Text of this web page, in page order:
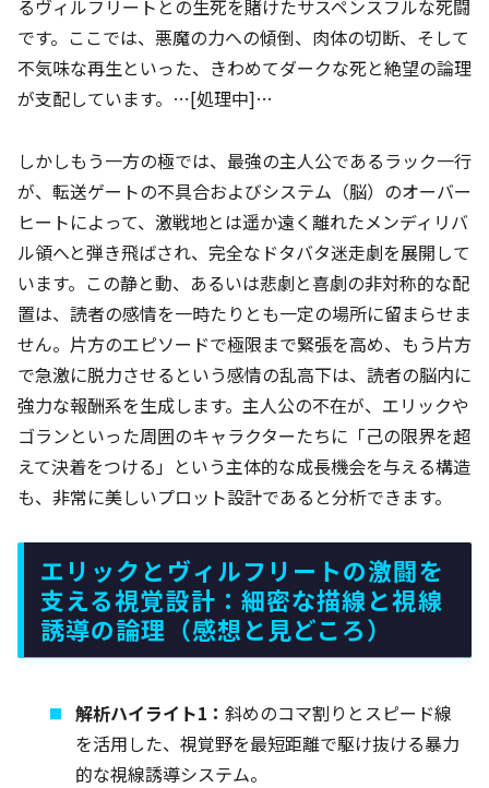
るヴィルフリートとの生死を賭けたサスペンスフルな死闘
です。ここでは、悪魔の力への傾倒、肉体の切断、そして
不気味な再生といった、きわめてダークな死と絶望の論理
が支配しています。…[処理中]…
しかしもう一方の極では、最強の主人公であるラック一行
が、転送ゲートの不具合およびシステム（脳）のオーバー
ヒートによって、激戦地とは遥か遠く離れたメンディリバ
ル領へと弾き飛ばされ、完全なドタバタ迷走劇を展開して
います。この静と動、あるいは悲劇と喜劇の非対称的な配
置は、読者の感情を一時たりとも一定の場所に留まらせま
せん。片方のエピソードで極限まで緊張を高め、もう片方
で急激に脱力させるという感情の乱高下は、読者の脳内に
強力な報酬系を生成します。主人公の不在が、エリックや
ゴランといった周囲のキャラクターたちに「己の限界を超
えて決着をつける」という主体的な成長機会を与える構造
も、非常に美しいプロット設計であると分析できます。
エリックとヴィルフリートの激闘を
支える視覚設計：細密な描線と視線
誘導の論理（感想と見どころ）
解析ハイライト1：斜めのコマ割りとスピード線
を活用した、視覚野を最短距離で駆け抜ける暴力
的な視線誘導システム。